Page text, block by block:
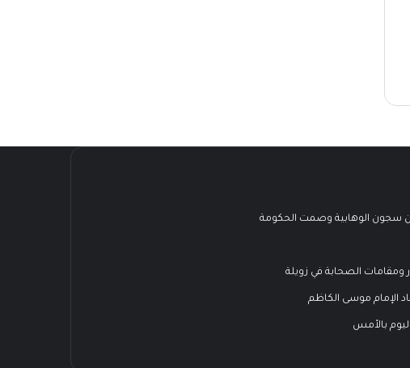
سجون الوهابية وصمت الحكومة
ومقامات الصحابة في زويلة
الإمام موسى الكاظم
بالأمس